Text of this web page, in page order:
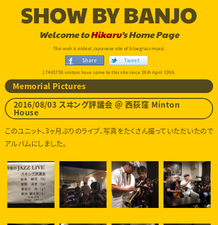
SHOW BY BANJO
Welcome toHikaru’s Home Page
This web is oldest Japanese site of bluegrass music.
Share Tweet
17465756 visitors have come to this site since 26th April 1996.
Memorial Pictures
2016/08/03 スヰング評議会 ＠ 西荻窪 Minton
House
このユニット、3ヶ月ぶりのライブ、写真をたくさん撮っていただいたので
アルバムにしました。